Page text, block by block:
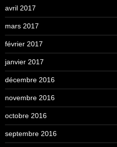
avril 2017
mars 2017
février 2017
janvier 2017
décembre 2016
novembre 2016
octobre 2016
septembre 2016